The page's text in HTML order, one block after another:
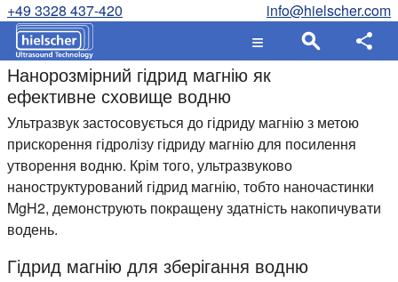
+49 3328 437-420 info@hielscher.com
Нанорозмірний гідрид магнію як
ефективне сховище водню
Ультразвук застосовується до гідриду магнію з метою
прискорення гідролізу гідриду магнію для посилення
утворення водню. Крім того, ультразвуково
наноструктурований гідрид магнію, тобто наночастинки
MgH2, демонструють покращену здатність накопичувати
водень.
Гідрид магнію для зберігання водню